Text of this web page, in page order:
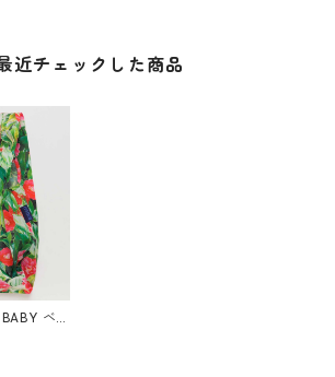
近チェックした商品
ベ
リエステ